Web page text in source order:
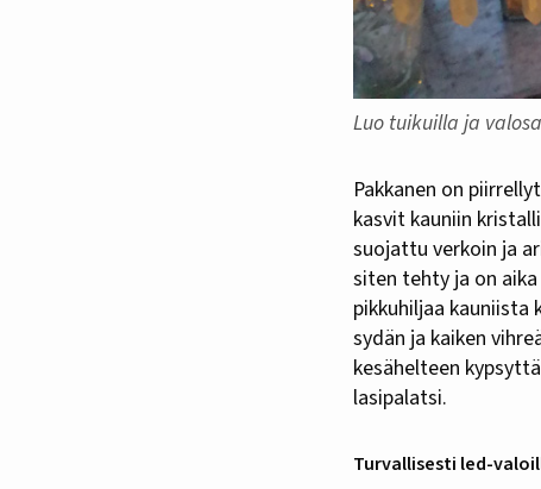
Luo tuikuilla ja
Pakkanen on piirrellyt kuurankukkia kasvihuoneen laseihin. Kuura on jo peittänyt myös pihamaan
kasvit kauniin
suojattu verkoin ja
siten tehty ja on
pikkuhiljaa kauniista
sydän ja kaiken
kesähelteen
lasipalatsi.
Turvallisesti led-